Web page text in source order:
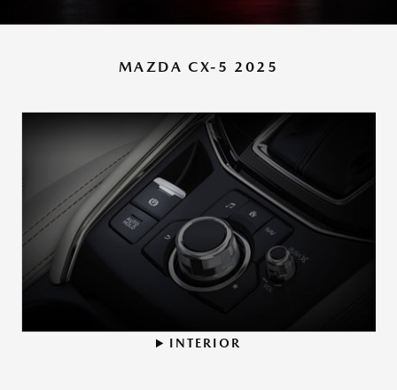
PRUEBA DE MANEJO
MAZDA CX-5 2025
INTERIOR